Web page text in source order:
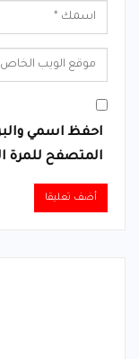
احفظ اسمي
المتصفح للمرة